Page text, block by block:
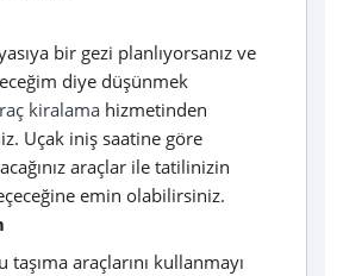
bir gezi planlıyorsanız ve
diye düşünmek
kiralama hizmetinden
Uçak iniş saatine göre
araçlar ile tatilinizin
emin olabilirsiniz.
araçlarını kullanmayı